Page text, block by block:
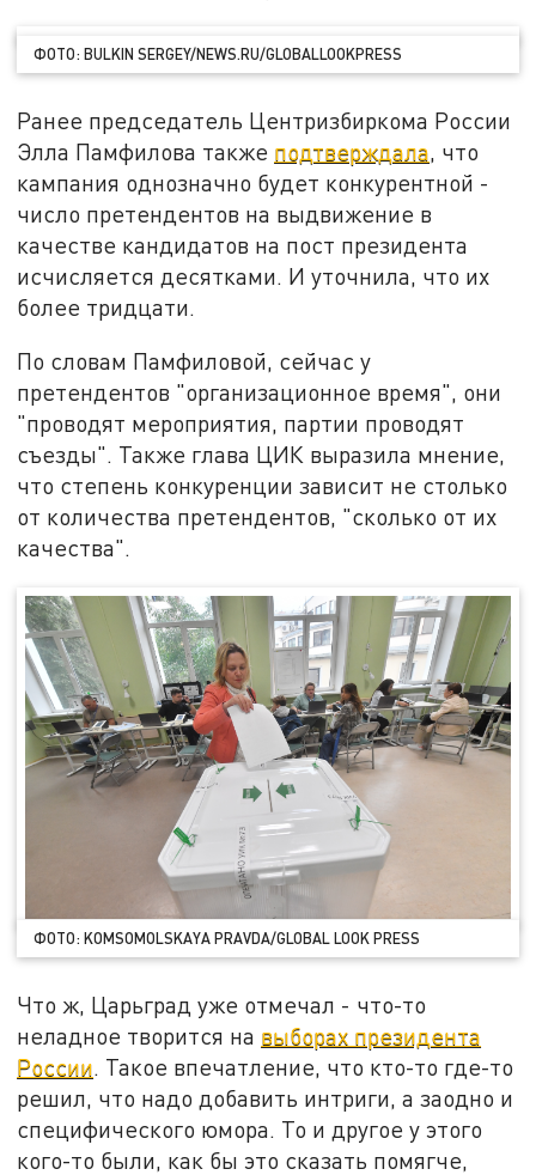
ФОТО: BULKIN SERGEY/NEWS.RU/GLOBALLOOKPRESS
Ранее председатель Центризбиркома России
Элла Памфилова также подтверждала , что
кампания однозначно будет конкурентной -
число претендентов на выдвижение в
качестве кандидатов на пост президента
исчисляется десятками. И уточнила, что их
более тридцати.
По словам Памфиловой, сейчас у
претендентов "организационное время", они
"проводят мероприятия, партии проводят
съезды". Также глава ЦИК выразила мнение,
что степень конкуренции зависит не столько
от количества претендентов, "сколько от их
качества".
ФОТО: KOMSOMOLSKAYA PRAVDA/GLOBAL LOOK PRESS
Что ж, Царьград уже отмечал - что-то
неладное творится на выборах президента
России. Такое впечатление, что кто-то где-то
решил, что надо добавить интриги, а заодно и
специфического юмора. То и другое у этого
кого-то были, как бы это сказать помягче,